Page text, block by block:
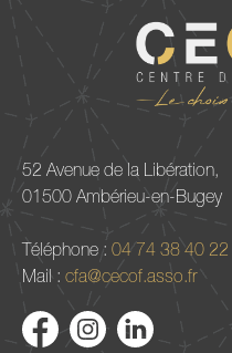
52 Avenue de la Libération,
01500 Ambérieu-en-Bugey
Téléphone : 04 74 38 40 22
Mail : cfa@cecof.asso.fr